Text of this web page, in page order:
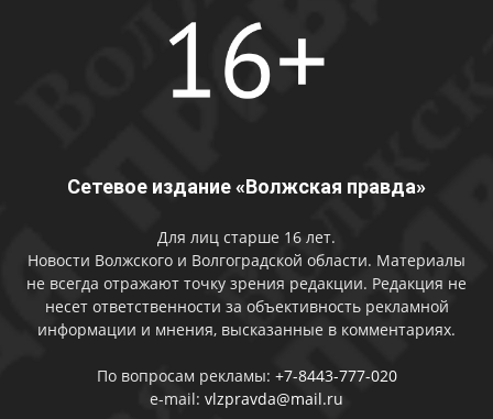
Сетевое издание «Волжская правда»
Для лиц старше 16 лет.
Новости Волжского и Волгоградской области. Материалы
не всегда отражают точку зрения редакции. Редакция не
несет ответственности за объективность рекламной
информации и мнения, высказанные в комментариях.
По вопросам рекламы: +7-8443-777-020
e-mail: vlzpravda@mail.ru